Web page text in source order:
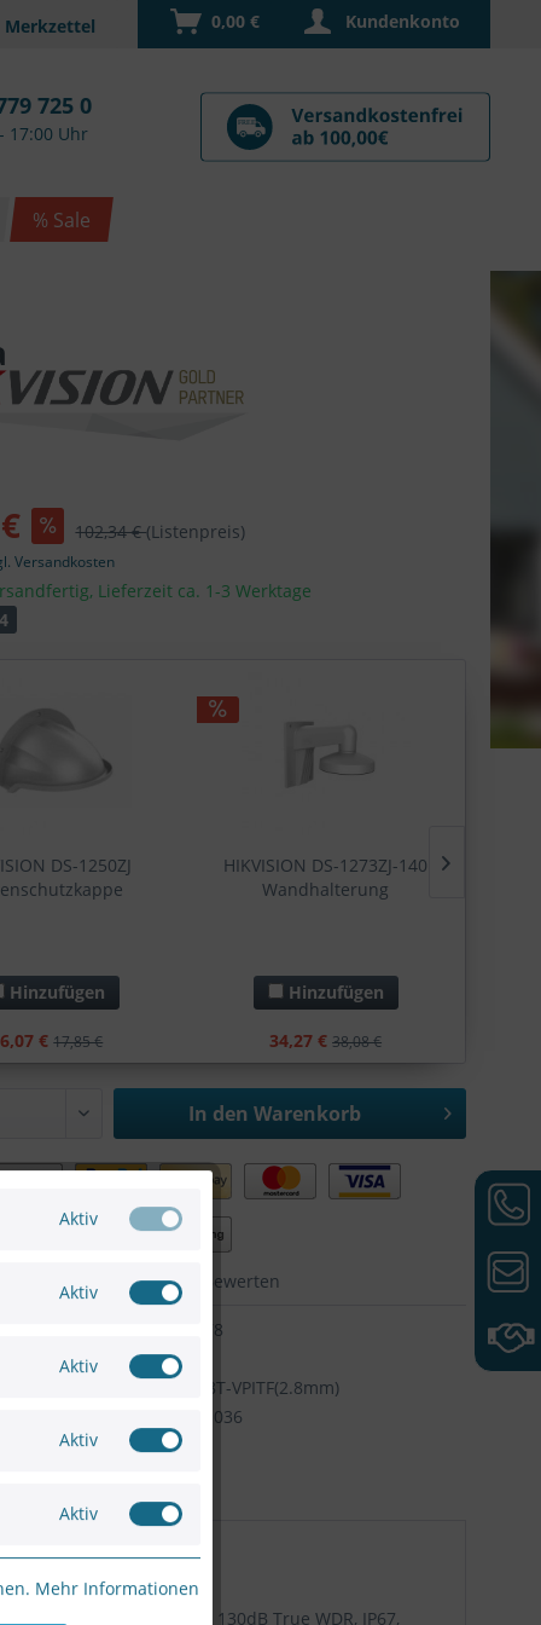
Kundenkonto
0,00 €
725 0
17:00 Uhr
% Sale
102,34 €(Listenpreis)
Versandkosten
Lieferzeit ca. 1-3 Werktage
4
DS-1250ZJ
Hinzufügen
€ 17,85 €
HIKVISION DS-1273ZJ-140
Wandhalterung
Hinzufügen
34,27 € 38,08 €
In den Warenkorb
Merken Bewerten
75661091778
HIKVISION
DS-2CE56D8T-VPITF(2.8mm)
6954273681036
OSD Menu(Up the Coax), 130dB True WDR, IP67,
Aktiv
Aktiv
Aktiv
Aktiv
Aktiv
Mehr Informationen